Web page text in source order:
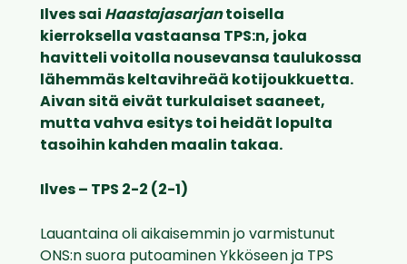
Ilves sai Haastajasarjantoisella
kierroksella vastaansa TPS:n, joka
havitteli voitolla nousevansa taulukossa
lähemmäs keltavihreää kotijoukkuetta.
Aivan sitä eivät turkulaiset saaneet,
mutta vahva esitys toi heidät lopulta
tasoihin kahden maalin takaa.
Ilves – TPS 2-2 (2-1)
Lauantaina oli aikaisemmin jo varmistunut
ONS:n suora putoaminen Ykköseen ja TPS